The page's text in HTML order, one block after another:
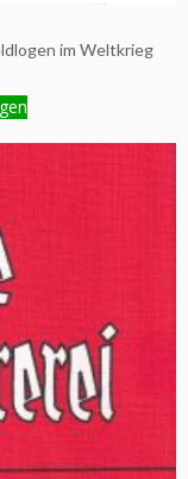
im Weltkrieg